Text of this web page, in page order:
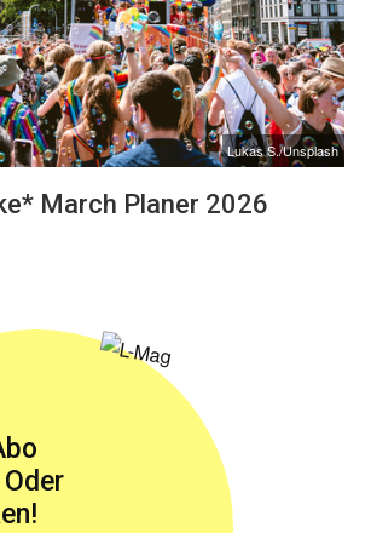
Lukas S./Unsplash
March Planer 2026